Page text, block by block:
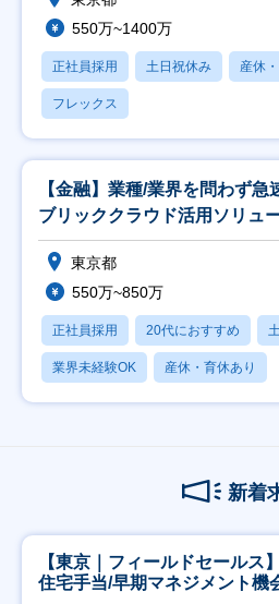
550万~1400万
正社員採用 土日祝休み 産休
フレックス
【金融】業種/業界を問わず
ブリッククラウド活用ソリュ
東京都
550万~850万
正社員採用 20代におすすめ
業界未経験OK 産休・育休あり
新着
【東京｜フィールドセールス
住宅手当/早期マネジメント機